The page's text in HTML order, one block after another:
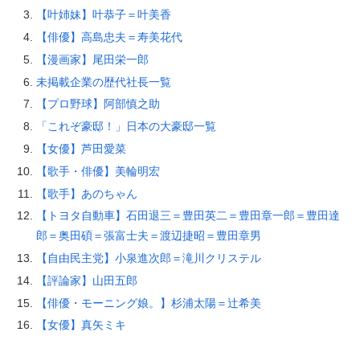
【叶姉妹】叶恭子＝叶美香
【俳優】高島忠夫＝寿美花代
【漫画家】尾田栄一郎
未掲載企業の歴代社長一覧
【プロ野球】阿部慎之助
「これぞ豪邸！」日本の大豪邸一覧
【女優】芦田愛菜
【歌手・俳優】美輪明宏
【歌手】あのちゃん
【トヨタ自動車】石田退三＝豊田英二＝豊田章一郎＝豊田達
郎＝奥田碩＝張富士夫＝渡辺捷昭＝豊田章男
【自由民主党】小泉進次郎＝滝川クリステル
【評論家】山田五郎
【俳優・モーニング娘。】杉浦太陽＝辻希美
【女優】真矢ミキ